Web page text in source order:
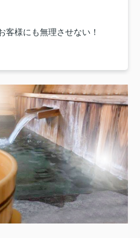
客様にも無理させない！